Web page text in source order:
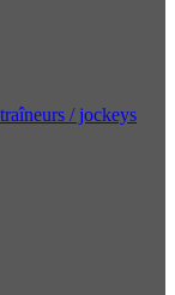
/ jockeys